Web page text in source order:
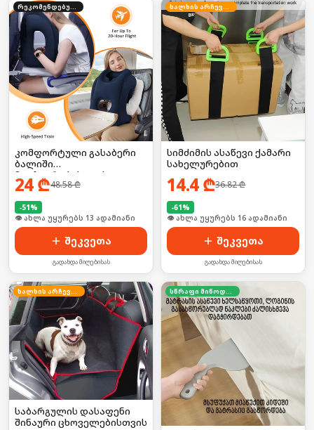
რეკომენდებული
კომფორტული გასაბერი
ბალიში
მოგზაურობისთვის
24₾48.58₾
-51%
🛒 ბოლო 24სთ-ში იყიდა 19-მა
შეკვეთა
გადახდა მიღებისას
ხალხის არჩევანი
სიმძიმის ასაწევი ქამარი
სახელურებით
14.4₾36.82₾
-61%
🛒 ბოლო 24სთ-ში იყიდა 20-მა
შეკვეთა
გადახდა მიღებისას
ხალხის არჩევანი
საბარგულის დასაფენი
შინაური ცხოველებისთვის
სწრაფი მიწოდება